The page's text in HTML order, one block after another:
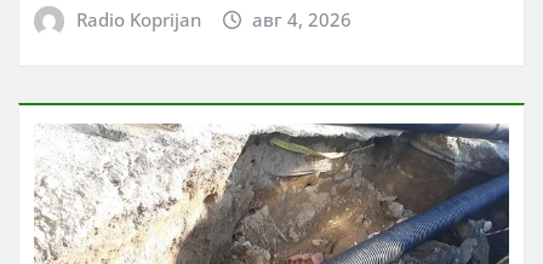
Radio Koprijan авг 4, 2026